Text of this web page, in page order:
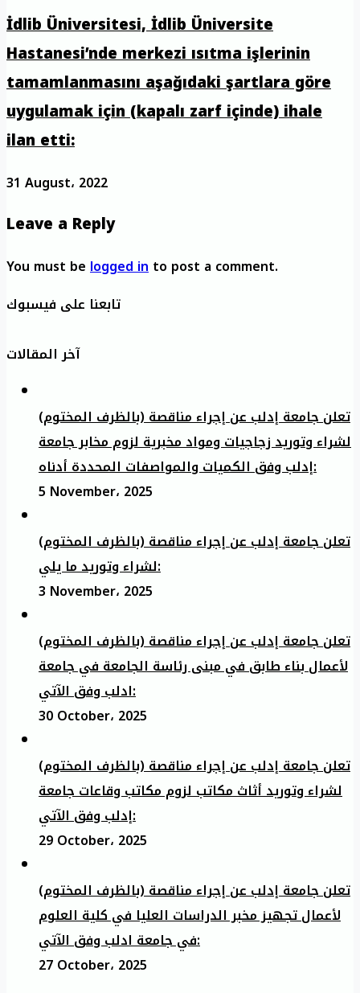
İdlib Üniversitesi, İdlib Üniversite
Hastanesi’nde merkezi ısıtma işlerinin
tamamlanmasını aşağıdaki şartlara göre
uygulamak için (kapalı zarf içinde) ihale
ilan etti:
31 August، 2022
Leave a Reply
You must belogged into post a comment.
تابعنا على فيسبوك
آخر المقالات
تعلن جامعة إدلب عن إجراء مناقصة (بالظرف المختوم)
لشراء وتوريد زجاجيات ومواد مخبرية لزوم مخابر جامعة
إدلب وفق الكميات والمواصفات المحددة أدناه:
5 November، 2025
تعلن جامعة إدلب عن إجراء مناقصة (بالظرف المختوم)
لشراء وتوريد ما يلي:
3 November، 2025
تعلن جامعة إدلب عن إجراء مناقصة (بالظرف المختوم)
لأعمال بناء طابق في مبنى رئاسة الجامعة في جامعة
ادلب وفق الآتي:
30 October، 2025
تعلن جامعة إدلب عن إجراء مناقصة (بالظرف المختوم)
لشراء وتوريد أثاث مكاتب لزوم مكاتب وقاعات جامعة
إدلب وفق الآتي:
29 October، 2025
تعلن جامعة إدلب عن إجراء مناقصة (بالظرف المختوم)
لأعمال تجهيز مخبر الدراسات العليا في كلية العلوم
في جامعة ادلب وفق الآتي:
27 October، 2025